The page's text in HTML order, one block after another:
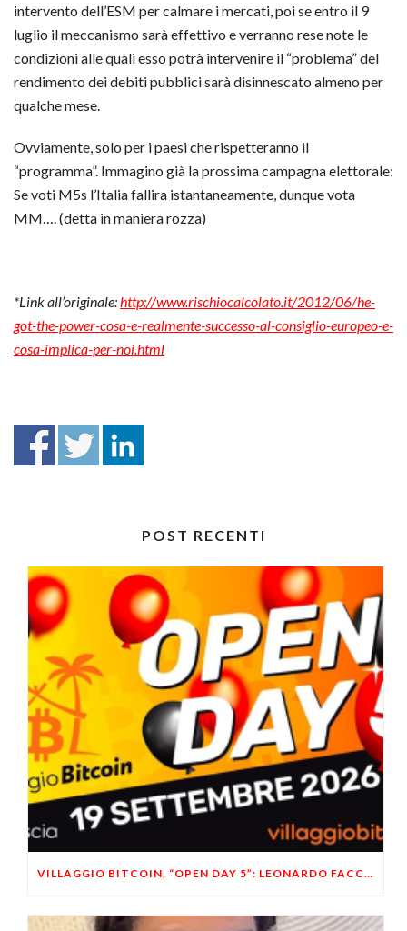
intervento dell’ESM per calmare i mercati, poi se entro il 9
luglio il meccanismo sarà effettivo e verranno rese note le
condizioni alle quali esso potrà intervenire il “problema” del
rendimento dei debiti pubblici sarà disinnescato almeno per
qualche mese.
Ovviamente, solo per i paesi che rispetteranno il
“programma”. Immagino già la prossima campagna elettorale:
Se voti M5s l’Italia fallira istantaneamente, dunque vota
MM…. (detta in maniera rozza)
*Link all’originale: http://www.rischiocalcolato.it/2012/06/he-
got-the-power-cosa-e-realmente-successo-al-consiglio-europeo-e-
cosa-implica-per-noi.html
POST RECENTI
VILLAGGIO BITCOIN, “OPEN DAY 5”: LEONARDO FACCO OSPITE A BRESCIA